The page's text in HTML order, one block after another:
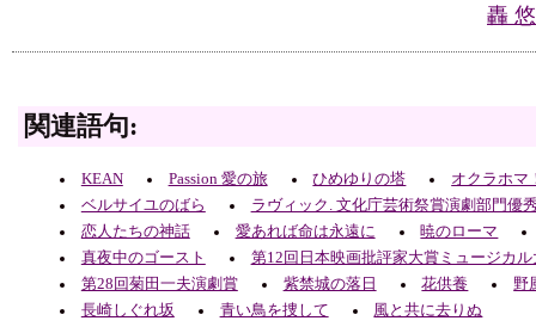
轟
関連語句:
KEAN Passion 愛の旅 ひめゆりの塔
オクラホマ
ベルサイユのばら
ラヴィック. 文化庁芸術祭賞演劇部門優
恋人たちの神話
愛あれば命は永遠に
暁のローマ
真夜中のゴースト
第12回日本映画批評家大賞ミュージカル
第28回菊田一夫演劇賞
紫禁城の落日 花供養
野
長崎しぐれ坂
青い鳥を捜して
風と共に去りぬ